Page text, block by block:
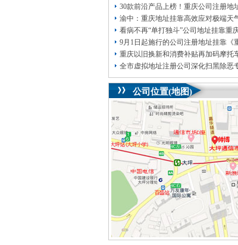
30款前沿产品上榜！重庆公司注册地
渝中：重庆地址挂靠高效应对极端天
看病不再“单打独斗”公司地址挂靠重
9月1日起施行的公司注册地址挂靠
重庆以旧换新和消费补贴再加码摩托
全市虚拟地址注册公司深化扫黑除恶
公司位置(地图)